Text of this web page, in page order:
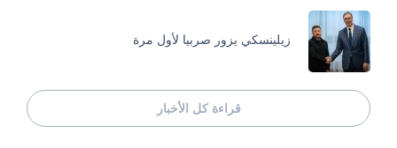
زيلينسكي يزور صربيا لأول مرة
قراءة كل الأخبار